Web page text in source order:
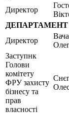
Директор
ДЕПАРТАМЕНТ
Директор
Заступнк
Голови
комітету
ФРУ захисту
бізнесу та
прав
власності